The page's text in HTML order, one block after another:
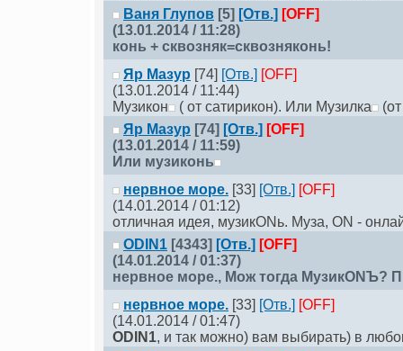
Ваня Глупов [5] [Отв.] [OFF]
(13.01.2014 / 11:28)
конь + сквозняк=сквозняконь!
Яр Мазур [74] [Отв.] [OFF]
(13.01.2014 / 11:44)
Музикон
( от сатирикон). Или Музилка
Яр Мазур [74] [Отв.] [OFF]
(13.01.2014 / 11:59)
Или музиконь
нервное море. [33] [Отв.] [OFF]
(14.01.2014 / 01:12)
отличная идея, музикONь. Муза, ОN -
ODIN1 [4343] [Отв.] [OFF]
(14.01.2014 / 01:37)
нервное море., Мож тогда МузикONЪ?
нервное море. [33] [Отв.] [OFF]
(14.01.2014 / 01:47)
ODIN1, и так можно) вам выбирать) в